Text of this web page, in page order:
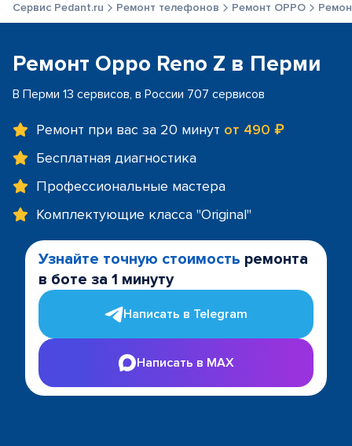
Сервис Pedant.ru Ремонт телефонов Ремонт OPPO
Ремонт Oppo Reno Z в Перми
В Перми 13 сервисов, в России 707 сервисов
Ремонт при вас за 20 минут от 490 ₽
Бесплатная диагностика
Профессиональные мастера
Комплектующие класса "Original"
Узнайте точную стоимость ремонта
в боте за 1 минуту
Написать в Telegram
Написать в MAX